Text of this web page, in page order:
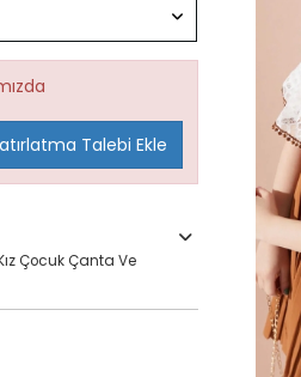
Talebi Ekle
Çocuk Çanta Ve